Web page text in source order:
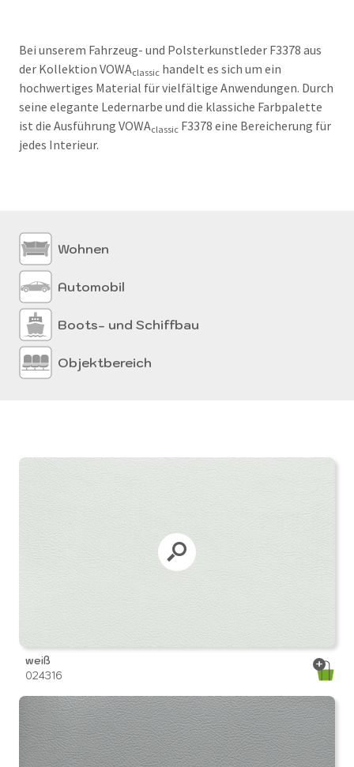
Bei unserem Fahrzeug- und Polsterkunstleder F3378 aus
der Kollektion VOWAclassic handelt es sich um ein
hochwertiges Material für vielfältige Anwendungen. Durch
seine elegante Ledernarbe und die klassiche Farbpalette
ist die Ausführung VOWAclassic F3378 eine Bereicherung für
jedes Interieur.
Wohnen
Automobil
Boots- und Schiffbau
Objektbereich
weiß
024316